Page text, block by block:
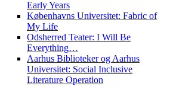
Early Years
Københavns Universitet: Fabric of
My Life
Odsherred Teater: I Will Be
Everything…
Aarhus Biblioteker og Aarhus
Universitet: Social Inclusive
Literature Operation